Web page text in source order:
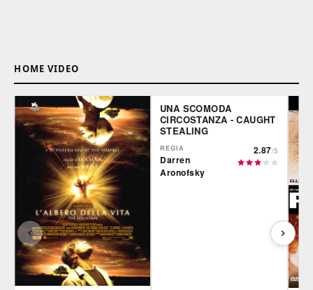
HOME VIDEO
UNA SCOMODA
CIRCOSTANZA - CAUGHT
STEALING
REGIA
Darren
Aronofsky
2.87/5